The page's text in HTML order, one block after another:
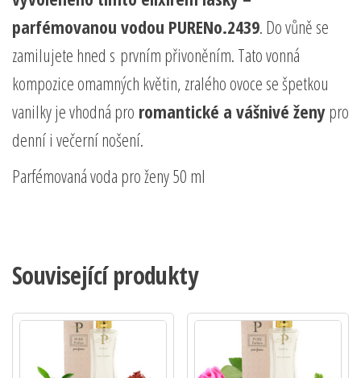
parfémovanou vodou PURENo.2439. Do vůně se
zamilujete hned s prvním přivoněním. Tato vonná
kompozice omamných květin, zralého ovoce se špetkou
vanilky je vhodná pro romantické a vášnivé ženypro
denní i večerní nošení.
Parfémovaná voda pro ženy 50 ml
Související produkty